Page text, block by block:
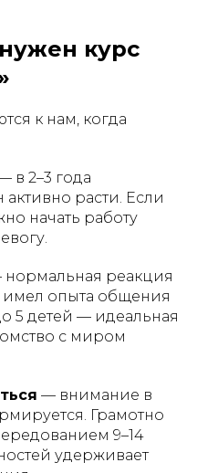
курс
к нам, когда
в 2–3 года
расти. Если
начать работу
реакция
опыта общения
5 детей — идеальная
с миром
— внимание в
Грамотно
9–14
удерживает